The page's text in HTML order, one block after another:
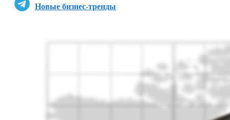
Новые бизнес-тренды